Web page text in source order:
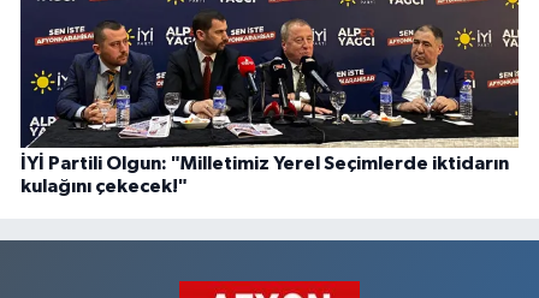
İYİ Partili Olgun: "Milletimiz Yerel Seçimlerde iktidarın
kulağını çekecek!"